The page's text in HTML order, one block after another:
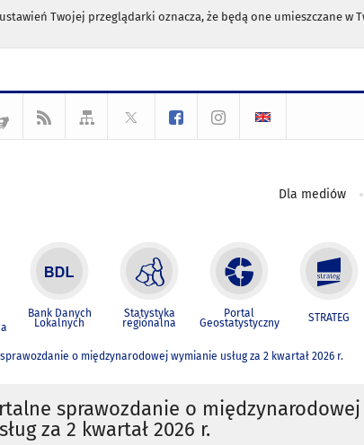
Twojej przeglądarki oznacza, że będą one umieszczane w
Dla mediów
Bank Danych
Lokalnych
Statystyka
regionalna
Portal
Geostatystyczny STRATEG
o międzynarodowej wymianie usług za 2 kwartał 2026 r.
sprawozdanie o międzynarodowej
za 2 kwartał 2026 r.